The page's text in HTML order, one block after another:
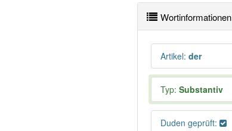
Wortinformationen
Artikel: der
Typ: Substantiv
Duden geprüft: